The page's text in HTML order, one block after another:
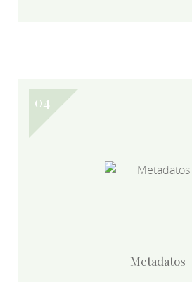
Metadatos